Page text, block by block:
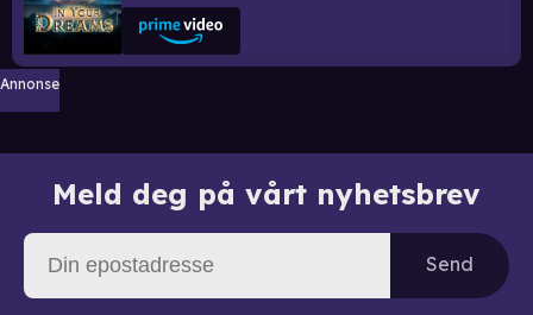
Annonse
Meld deg på vårt nyhetsbrev
Send